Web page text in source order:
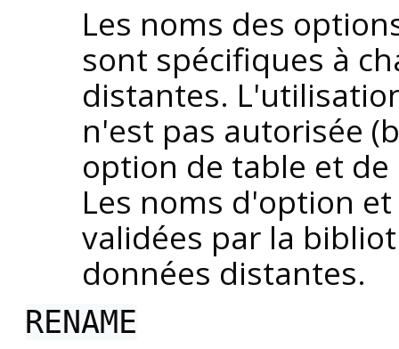
Les noms des
sont spécifiques à
distantes.
n'est pas autorisée
option de table et
Les noms d'option
validées par la
données distantes.
RENAME